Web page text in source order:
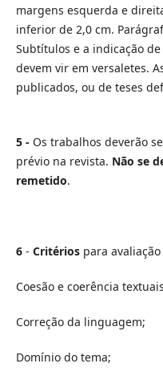
margens esquerda e
inferior de 2,0 cm.
Subtítulos e a indicação
devem vir em versaletes.
publicados, ou de teses
5 - Os trabalhos deverão
prévio na revista. Não se
remetido.
6- Critériospara avaliação
Coesão e coerência
Correção da linguagem;
Domínio do tema;